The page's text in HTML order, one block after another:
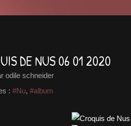
DE NUS 06 01 2020
odile schneider
: #Nu, #album